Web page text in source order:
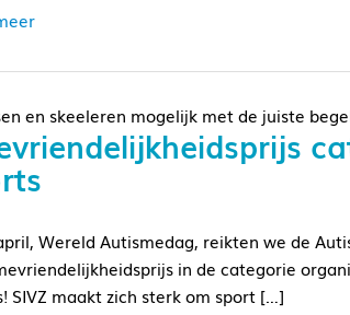
en skeeleren mogelijk met de juiste
Wereld Autismedag, reikten we de
in de categorie
SIVZ maakt zich sterk om sport […]